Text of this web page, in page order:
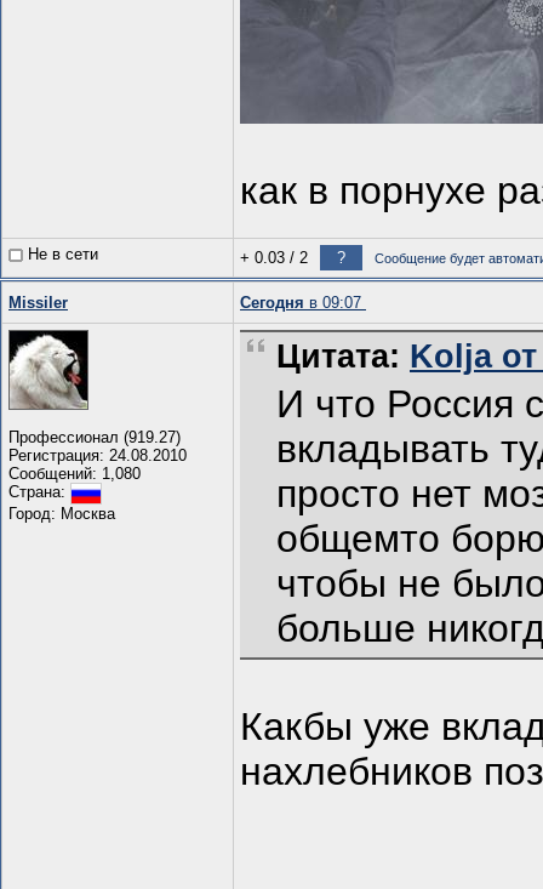
как в порнухе
Не в сети + 0.03 / 2 ? Сообщение будет
Missiler Сегодня в 09:07
Профессионал (919.27)
Регистрация: 24.08.2010
Сообщений: 1,080
Страна:
Город: Москва
Цитата: Kolja от
И что Россия
вкладывать
просто нет
общемто
чтобы не
больше
Какбы уже
нахлебников